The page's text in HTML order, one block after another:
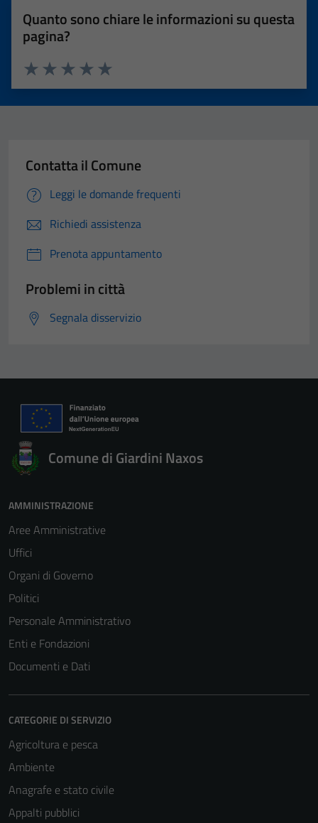
Quanto sono chiare le informazioni su questa
pagina?
Valuta 5 stelle su 5
Valuta 4 stelle su 5
Valuta 3 stelle su 5
Valuta 2 stelle su 5
Valuta 1 stelle su 5
Contatta il Comune
Leggi le domande frequenti
Richiedi assistenza
Prenota appuntamento
Problemi in città
Segnala disservizio
Comune di Giardini Naxos
AMMINISTRAZIONE
Aree Amministrative
Uffici
Organi di Governo
Politici
Personale Amministrativo
Enti e Fondazioni
Documenti e Dati
CATEGORIE DI SERVIZIO
Agricoltura e pesca
Ambiente
Anagrafe e stato civile
Appalti pubblici